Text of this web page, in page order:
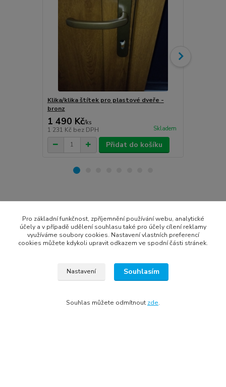
Klika/klika štítek pro plastové dveře -
bronz
1 490 Kč/ks
1 231 Kč bez DPH Skladem
Přidat do košíku
Zboží zařazeno v kategoriích
Vchodové dveře
plastové vchodové dveře
vchodové dveře dle lokality
výprodej vchodových dveří
Pro základní funkčnost, zpříjemnění používání webu, analytické
účely a v případě udělení souhlasu také pro účely cílení reklamy
využíváme soubory cookies. Nastavení vlastních preferencí
cookies můžete kdykoli upravit odkazem ve spodní části stránek.
Nastavení Souhlasím
Souhlas můžete odmítnout zde.